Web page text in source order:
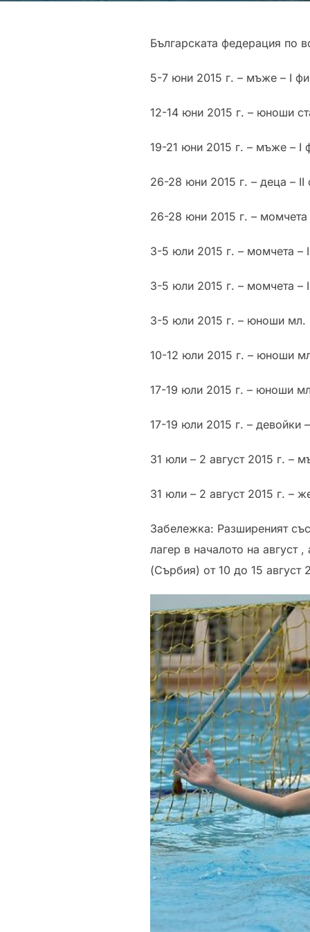
Българската федерация по
5-7 юни 2015 г. – мъже – І
12-14 юни 2015 г. – юноши
19-21 юни 2015 г. – мъже – І
26-28 юни 2015 г. – деца –
26-28 юни 2015 г. – момчета
3-5 юли 2015 г. – момчета –
3-5 юли 2015 г. – момчета –
3-5 юли 2015 г. – юноши мл.
10-12 юли 2015 г. – юноши
17-19 юли 2015 г. – юноши
17-19 юли 2015 г. – девойки
31 юли – 2 август 2015 г. –
31 юли – 2 август 2015 г. –
Забележка: Разширеният
лагер в началото на август
(Сърбия) от 10 до 15 август